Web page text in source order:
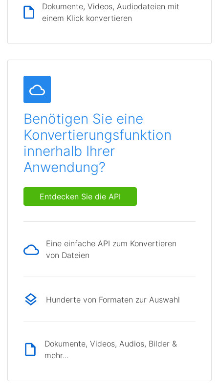
Dokumente, Videos, Audiodateien mit
einem Klick konvertieren
Benötigen Sie eine
Konvertierungsfunktion
innerhalb Ihrer
Anwendung?
Entdecken Sie die API
Eine einfache API zum Konvertieren
von Dateien
Hunderte von Formaten zur Auswahl
Dokumente, Videos, Audios, Bilder &
mehr...